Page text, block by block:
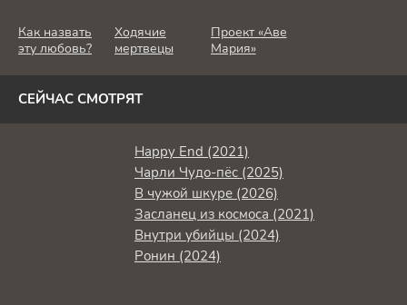
Как назвать
эту любовь?
Ходячие
мертвецы
Проект «Аве
Мария»
СЕЙЧАС СМОТРЯТ
Happy End (2021)
Чарли Чудо-пёс (2025)
В чужой шкуре (2026)
Засланец из космоса (2021)
Внутри убийцы (2024)
Ронин (2024)